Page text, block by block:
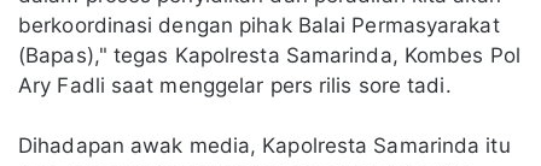
berkoordinasi dengan pihak Balai Permasyarakat
(Bapas)," tegas Kapolresta Samarinda, Kombes Pol
Ary Fadli saat menggelar pers rilis sore tadi.
Dihadapan awak media, Kapolresta Samarinda itu